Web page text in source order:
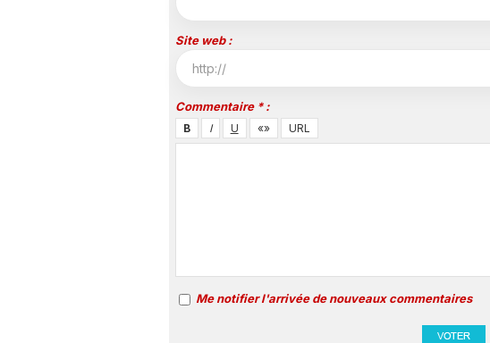
Site web :
Commentaire * :
Me notifier l'arrivée de nouveaux commentaires